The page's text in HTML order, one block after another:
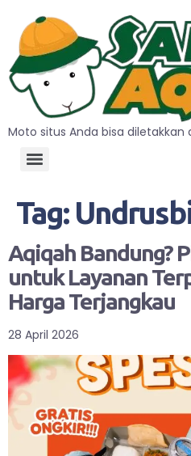
Moto situs Anda bisa diletakkan
Tag:
Aqiqah Bandung?
untuk Layanan
Harga Terjangkau
28 April 2026